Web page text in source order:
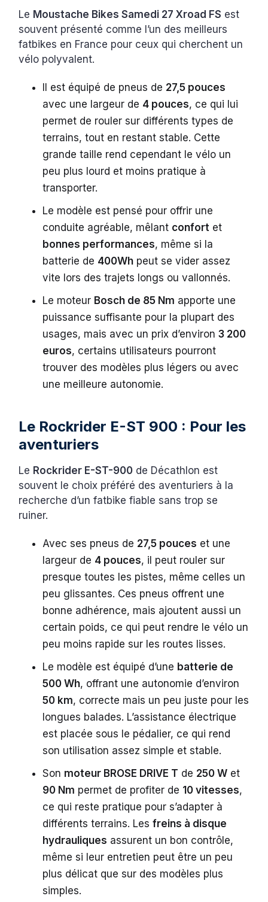
Le Moustache Bikes Samedi 27 Xroad FS est
souvent présenté comme l’un des meilleurs
fatbikes en France pour ceux qui cherchent un
vélo polyvalent.
Il est équipé de pneus de 27,5 pouces
avec une largeur de 4 pouces, ce qui lui
permet de rouler sur différents types de
terrains, tout en restant stable. Cette
grande taille rend cependant le vélo un
peu plus lourd et moins pratique à
transporter.
Le modèle est pensé pour offrir une
conduite agréable, mêlant confort et
bonnes performances, même si la
batterie de 400Wh peut se vider assez
vite lors des trajets longs ou vallonnés.
Le moteur Bosch de 85 Nm apporte une
puissance suffisante pour la plupart des
usages, mais avec un prix d’environ3 200
euros, certains utilisateurs pourront
trouver des modèles plus légers ou avec
une meilleure autonomie.
Le Rockrider E-ST 900 : Pour les
aventuriers
Le Rockrider E-ST-900 de Décathlon est
souvent le choix préféré des aventuriers à la
recherche d’un fatbike fiable sans trop se
ruiner.
Avec ses pneus de 27,5 pouces et une
largeur de 4 pouces, il peut rouler sur
presque toutes les pistes, même celles un
peu glissantes. Ces pneus offrent une
bonne adhérence, mais ajoutent aussi un
certain poids, ce qui peut rendre le vélo un
peu moins rapide sur les routes lisses.
Le modèle est équipé d’une batterie de
500 Wh, offrant une autonomie d’environ
50 km, correcte mais un peu juste pour les
longues balades. L’assistance électrique
est placée sous le pédalier, ce qui rend
son utilisation assez simple et stable.
Son moteur BROSE DRIVE T de 250 W et
90 Nm permet de profiter de 10 vitesses,
ce qui reste pratique pour s’adapter à
différents terrains. Lesfreins à disque
hydrauliques assurent un bon contrôle,
même si leur entretien peut être un peu
plus délicat que sur des modèles plus
simples.